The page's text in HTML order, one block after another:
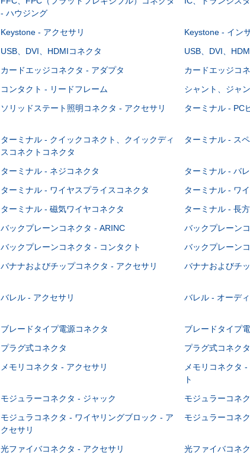
- ハウジング
Keystone - アクセサリ Keystone - イン
USB、DVI、HDMIコネクタ USB、DVI、
カードエッジコネクタ - アダプタ カードエッジコ
コンタクト - リードフレーム シャント、ジャ
ソリッドステート照明コネクタ - アクセサリ ターミナル - PC
ターミナル - クイックコネクト、クイックディ
スコネクトコネクタ
ターミナル - ス
ターミナル - ネジコネクタ ターミナル - バ
ターミナル - ワイヤスプライスコネクタ ターミナル - ワ
ターミナル - 磁気ワイヤコネクタ ターミナル - 長
バックプレーンコネクタ - ARINC バックプレーン
バックプレーンコネクタ - コンタクト バックプレーン
バナナおよびチップコネクタ - アクセサリ バナナおよびチ
バレル - アクセサリ バレル - オーデ
ブレードタイプ電源コネクタ ブレードタイプ
プラグ式コネクタ プラグ式コネク
メモリコネクタ - アクセサリ
メモリコネクタ
ト
モジュラーコネクタ - ジャック モジュラーコネ
モジュラコネクタ - ワイヤリングブロック - ア
クセサリ
モジュラーコネ
光ファイバコネクタ - アクセサリ 光ファイバコネ